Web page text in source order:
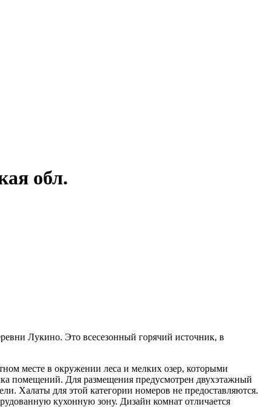
обл.
Лукино. Это всесезонный горячий источник, в
месте в окружении леса и мелких озер, которыми
помещений. Для размещения предусмотрен двухэтажный
Халаты для этой категории номеров не предоставляются.
кухонную зону. Дизайн комнат отличается